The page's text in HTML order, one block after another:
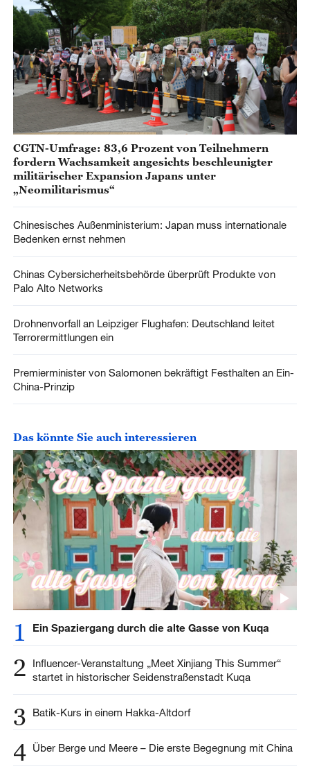
CGTN-Umfrage: 83,6 Prozent von Teilnehmern
fordern Wachsamkeit angesichts beschleunigter
militärischer Expansion Japans unter
„Neomilitarismus“
Chinesisches Außenministerium: Japan muss internationale
Bedenken ernst nehmen
Chinas Cybersicherheitsbehörde überprüft Produkte von
Palo Alto Networks
Drohnenvorfall an Leipziger Flughafen: Deutschland leitet
Terrorermittlungen ein
Premierminister von Salomonen bekräftigt Festhalten an Ein-
China-Prinzip
Das könnte Sie auch interessieren
1 Ein Spaziergang durch die alte Gasse von Kuqa
2
Influencer-Veranstaltung „Meet Xinjiang This Summer“
startet in historischer Seidenstraßenstadt Kuqa
3 Batik-Kurs in einem Hakka-Altdorf
4 Über Berge und Meere – Die erste Begegnung mit China